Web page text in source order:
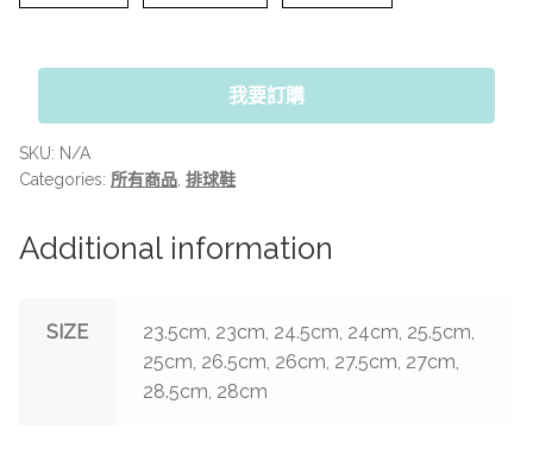
我要訂購
SKU: N/A
Categories: 所有商品 排球鞋
Additional information
SIZE
23.5cm, 23cm, 24.5cm, 24cm, 25.5cm,
25cm, 26.5cm, 26cm, 27.5cm, 27cm,
28.5cm, 28cm